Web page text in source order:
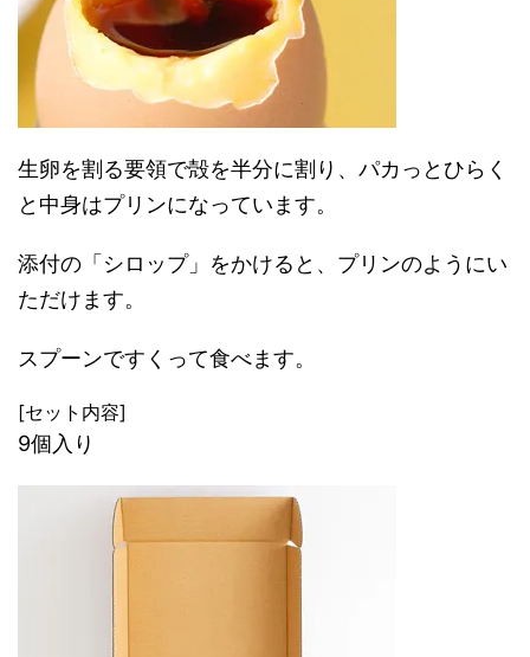
生卵を割る要領で殻を半分に割り、パカっとひらく
と中身はプリンになっています。
添付の「シロップ」をかけると、プリンのようにい
ただけます。
スプーンですくって食べます。
[セット内容]
9個入り